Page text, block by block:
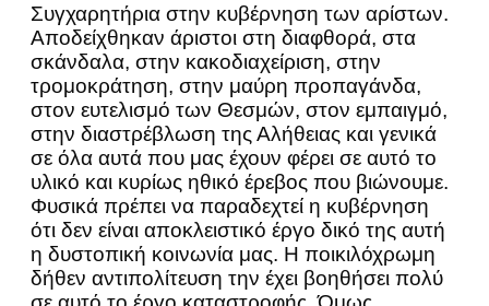
Συγχαρητήρια στην κυβέρνηση των αρίστων.
Αποδείχθηκαν άριστοι στη διαφθορά, στα
σκάνδαλα, στην κακοδιαχείριση, στην
τρομοκράτηση, στην μαύρη προπαγάνδα,
στον ευτελισμό των Θεσμών, στον εμπαιγμό,
στην διαστρέβλωση της Αλήθειας και γενικά
σε όλα αυτά που μας έχουν φέρει σε αυτό το
υλικό και κυρίως ηθικό έρεβος που βιώνουμε.
Φυσικά πρέπει να παραδεχτεί η κυβέρνηση
ότι δεν είναι αποκλειστικό έργο δικό της αυτή
η δυστοπική κοινωνία μας. Η ποικιλόχρωμη
δήθεν αντιπολίτευση την έχει βοηθήσει πολύ